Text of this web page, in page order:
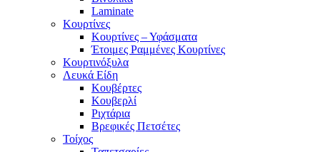
Laminate
Κουρτίνες
Κουρτίνες – Υφάσματα
Έτοιμες Ραμμένες Κουρτίνες
Κουρτινόξυλα
Λευκά Είδη
Κουβέρτες
Κουβερλί
Ριχτάρια
Βρεφικές Πετσέτες
Τοίχος